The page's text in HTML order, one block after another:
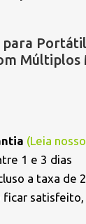
Múltiplos
(Leia
1 e 3 dias
a taxa de
ficar